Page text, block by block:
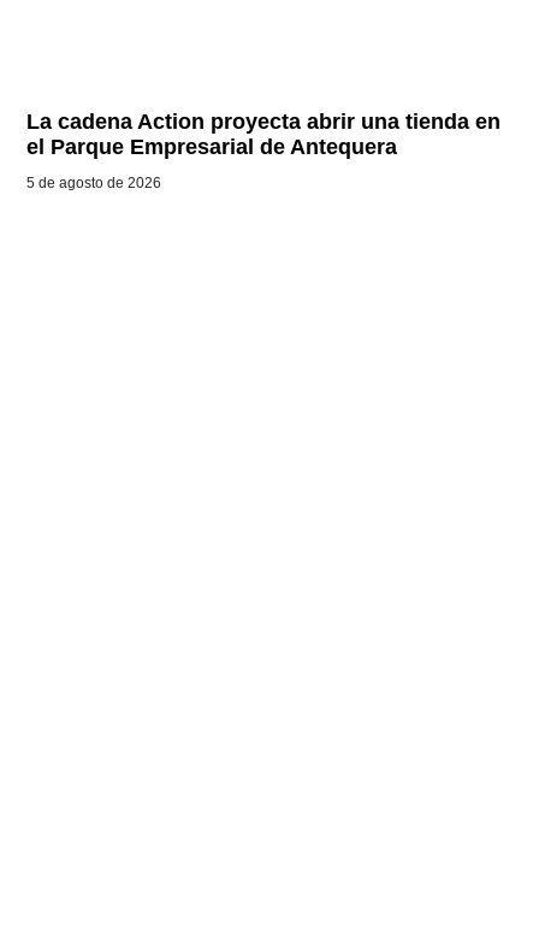
La cadena Action proyecta abrir una tienda en
el Parque Empresarial de Antequera
5 de agosto de 2026